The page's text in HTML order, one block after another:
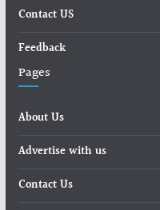
Contact US
Feedback
Pages
About Us
Advertise with us
Contact Us